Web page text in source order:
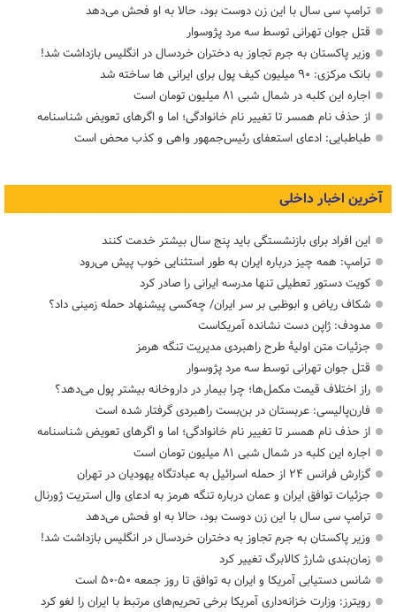
ترامپ سی سال با این زن دوست بود، حالا به او فحش می‌دهد
قتل جوان تهرانی توسط سه مرد پژوسوار
وزیر پاکستان به جرم تجاوز به دختران خردسال در انگلیس بازداشت شد!
بانک مرکزی: ۹۰ میلیون کیف پول برای ایرانی ها ساخته شد
اجاره این کلبه در شمال شبی ۸۱ میلیون تومان است
از حذف نام همسر تا تغییر نام خانوادگی؛ اما و اگرهای تعویض شناسنامه
طباطبایی: ادعای استعفای رئیس‌جمهور واهی و کذب محض است
آخرین اخبار داخلی
این افراد برای بازنشستگی باید پنج سال بیشتر خدمت کنند
ترامپ: همه چیز درباره ایران به طور استثنایی خوب پیش می‌رود
کویت دستور تعطیلی تنها مدرسه ایرانی را صادر کرد
شکاف ریاض و ابوظبی بر سر ایران/ چه‌کسی پیشنهاد حمله زمینی داد؟
مدودف: ژاپن دست نشانده آمریکاست
جزئیات متن اولیۀ طرح راهبردی مدیریت تنگه هرمز
قتل جوان تهرانی توسط سه مرد پژوسوار
راز اختلاف قیمت مکمل‌ها؛ چرا بیمار در داروخانه بیشتر پول می‌دهد؟
فارن‌پالیسی: عربستان در بن‌بست راهبردی گرفتار شده است
از حذف نام همسر تا تغییر نام خانوادگی؛ اما و اگرهای تعویض شناسنامه
اجاره این کلبه در شمال شبی ۸۱ میلیون تومان است
گزارش فرانس ۲۴ از حمله اسرائیل به عبادتگاه یهودیان در تهران
جزئیات توافق ایران و عمان درباره تنگه هرمز به ادعای وال استریت ژورنال
ترامپ سی سال با این زن دوست بود، حالا به او فحش می‌دهد
وزیر پاکستان به جرم تجاوز به دختران خردسال در انگلیس بازداشت شد!
زمان‌بندی شارژ کالابرگ تغییر کرد
شانس دستیابی آمریکا و ایران به توافق تا روز جمعه ۵۰-۵۰ است
رویترز: وزارت خزانه‌داری آمریکا برخی تحریم‌های مرتبط با ایران را لغو کرد